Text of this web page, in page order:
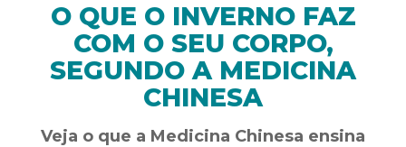
O QUE O INVERNO FAZ
COM O SEU CORPO,
SEGUNDO A MEDICINA
CHINESA
Veja o que a Medicina Chinesa ensina